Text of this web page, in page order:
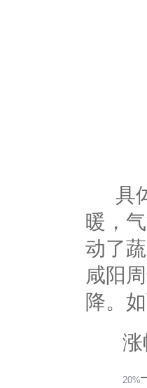
具
暖，
动了
咸阳
降。
20%